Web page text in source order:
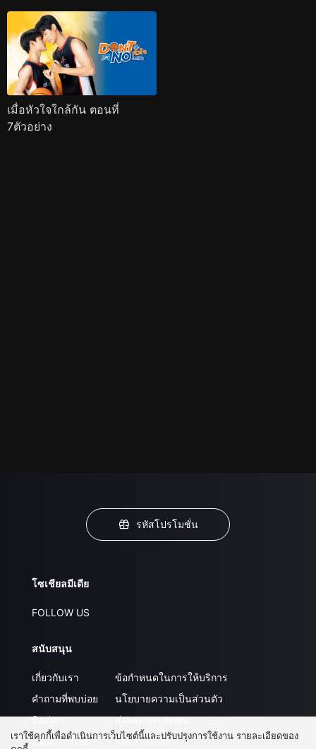
เมื่อหัวใจใกล้กัน ตอนที่
7ตัวอย่าง
รหัสโปรโมชั่น
โซเชียลมีเดีย
FOLLOW US
สนับสนุน
เกี่ยวกับเรา
คำถามที่พบบ่อย
ติดต่อเรา
อัปเกรด วีไอพี
ข้อกำหนดในการให้บริการ
นโยบายความเป็นส่วนตัว
ส่งผลงานของคุณ
ร่วมงานกับเรา
เราใช้คุกกี้เพื่อดำเนินการเว็บไซต์นี้และปรับปรุงการใช้งาน รายละเอียดของ